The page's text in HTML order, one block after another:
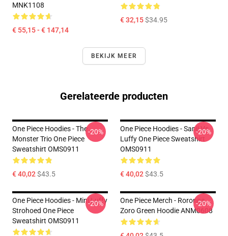
MNK1108
€ 55,15 - € 147,14
€ 32,15$34.95
BEKIJK MEER
Gerelateerde producten
One Piece Hoodies - The
Monster Trio One Piece
Sweatshirt OMS0911
€ 40,02$43.5
-20%
One Piece Hoodies - Sanji Vs
Luffy One Piece Sweatshirt
OMS0911
€ 40,02$43.5
-20%
One Piece Hoodies - Mini Luffy
Strohoed One Piece
Sweatshirt OMS0911
-20%
One Piece Merch - Roronoa
Zoro Green Hoodie ANM0608
-20%